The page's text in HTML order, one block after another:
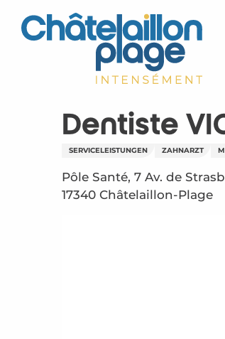
contenu
Dentiste
SERVICELEISTUNGEN ZAHNARZT
Pôle Santé, 7 Av. de
17340 Châtelaillon-Plage